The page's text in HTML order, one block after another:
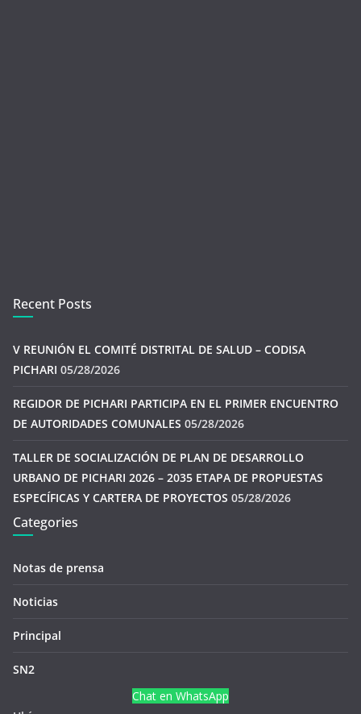
Recent Posts
V REUNIÓN EL COMITÉ DISTRITAL DE SALUD – CODISA
PICHARI 05/28/2026
REGIDOR DE PICHARI PARTICIPA EN EL PRIMER ENCUENTRO
DE AUTORIDADES COMUNALES 05/28/2026
TALLER DE SOCIALIZACIÓN DE PLAN DE DESARROLLO
URBANO DE PICHARI 2026 – 2035 ETAPA DE PROPUESTAS
ESPECÍFICAS Y CARTERA DE PROYECTOS 05/28/2026
Categories
Notas de prensa
Noticias
Principal
SN2
Chat en WhatsApp